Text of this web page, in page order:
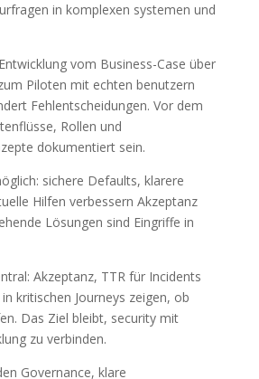
in komplexen systemen und
vom Business-Case über
Piloten mit echten benutzern
Fehlentscheidungen. Vor dem
Rollen und
dokumentiert sein.
sichere Defaults, klarere
Hilfen verbessern Akzeptanz
Lösungen sind Eingriffe in
Akzeptanz, TTR für Incidents
kritischen Journeys zeigen, ob
Das Ziel bleibt, security mit
zu verbinden.
Governance, klare